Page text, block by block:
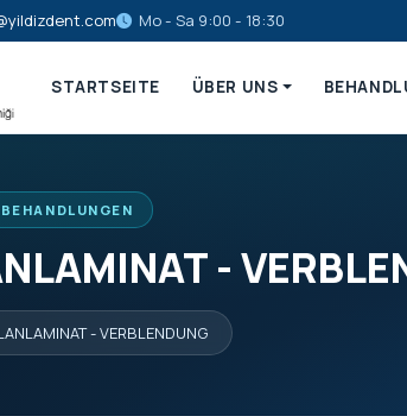
Mo - Sa 9:00 - 18:30
STARTSEITE ÜBER UNS
-
- VERBLENDUNG